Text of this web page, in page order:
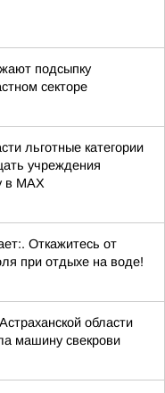
подсыпку
секторе
льготные категории
учреждения
в МАХ
Откажитесь от
при отдыхе на воде!
области
машину свекрови